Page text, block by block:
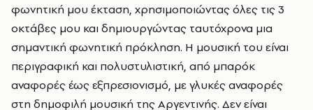
φωνητική μου έκταση, χρησιμοποιώντας όλες τις 3
οκτάβες μου και δημιουργώντας ταυτόχρονα μια
σημαντική φωνητική πρόκληση. Η μουσική του είναι
περιγραφική και πολυστυλιστική, από μπαρόκ
αναφορές έως εξπρεσιονισμό, με γλυκές αναφορές
στη δημοφιλή μουσική της Αργεντινής. Δεν είναι